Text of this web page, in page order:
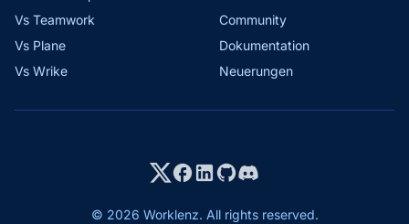
Vs Teamwork
Vs Plane
Vs Wrike
Community
Dokumentation
Neuerungen
© 2026 Worklenz. All rights reserved.